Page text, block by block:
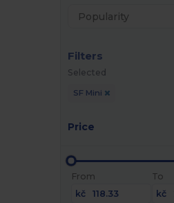
Filters
Selected
SF Mini
Price
From
kč
To
kč